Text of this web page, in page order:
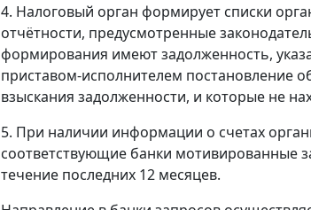
4. Налоговый орган формирует списки
отчётности, предусмотренные
формирования имеют задолженность,
приставом-исполнителем постановление
взыскания задолженности, и которые не
5. При наличии информации о счетах
соответствующие банки мотивированные
течение последних 12 месяцев.